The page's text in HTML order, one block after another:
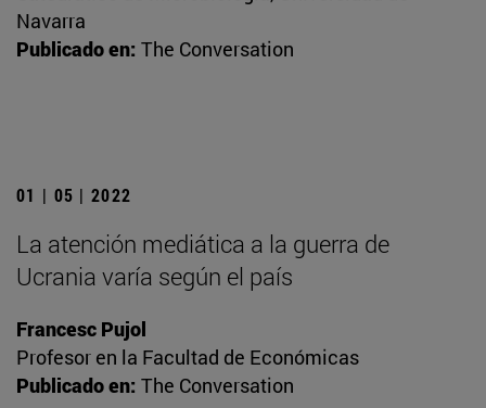
Navarra
Publicado en: The Conversation
01 | 05 | 2022
La atención mediática a la guerra de
Ucrania varía según el país
Francesc Pujol
Profesor en la Facultad de Económicas
Publicado en: The Conversation